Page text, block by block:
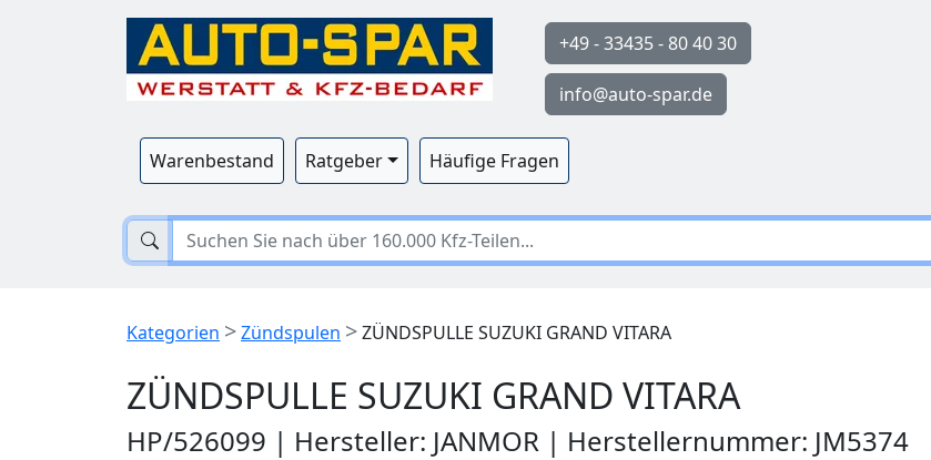
+49 - 33435 - 80 40 30
info@auto-spar.de
Warenbestand Ratgeber Häufige Fragen
Kategorien >Zündspulen >ZÜNDSPULLE SUZUKI GRAND VITARA
ZÜNDSPULLE SUZUKI GRAND VITARA
HP/526099 | Hersteller: JANMOR | Herstellernummer: JM5374